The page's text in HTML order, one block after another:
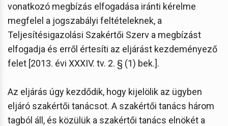
vonatkozó megbízás elfogadása iránti kérelme
megfelel a jogszabályi feltételeknek, a
Teljesítésigazolási Szakértői Szerv a megbízást
elfogadja és erről értesíti az eljárást kezdeményező
felet [2013. évi XXXIV. tv. 2. § (1) bek.].
Az eljárás úgy kezdődik, hogy kijelölik az ügyben
eljáró szakértői tanácsot. A szakértői tanács három
tagból áll, és közülük a szakértői tanács elnökét a